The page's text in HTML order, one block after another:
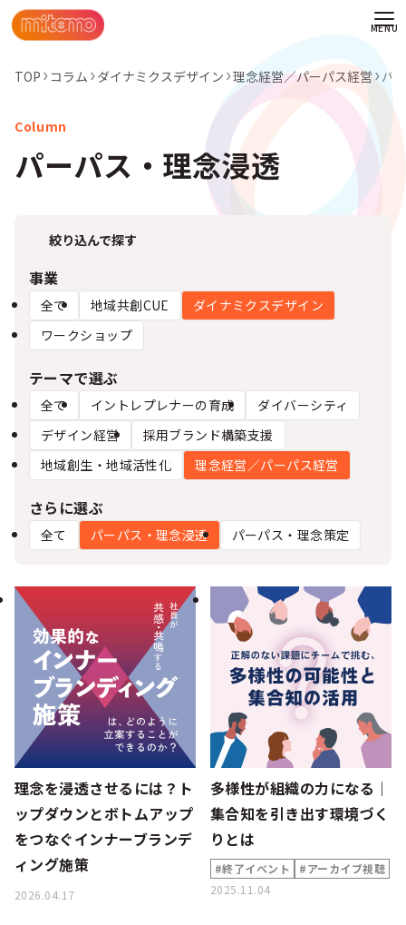
TOP コラム ダイナミクスデザイン 理念経営／パーパス経営 パ
パーパス・理念浸透
絞り込んで探す
事業
全て 地域共創CUE
ダイナミクスデザイン
ワークショップ
テーマで選ぶ
全て イントレプレナーの育成
ダイバーシティ
デザイン経営
採用ブランド構築支援
地域創生・地域活性化
理念経営／パーパス経営
さらに選ぶ
全て パーパス・理念浸透 パーパス・理念策定
理念を浸透させるには？ト
ップダウンとボトムアップ
をつなぐインナーブランデ
ィング施策
2026.04.17
多様性が組織の力になる｜
集合知を引き出す環境づく
りとは
#終了イベント
#アーカイブ視聴
2025.11.04